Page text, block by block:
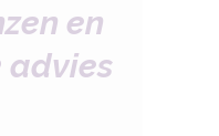
en
advies